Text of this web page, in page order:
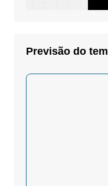
Previsão do